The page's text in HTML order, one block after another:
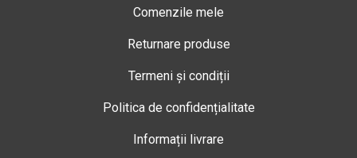
Comenzile mele
Returnare produse
Termeni și condiții
Politica de confidențialitate
Informații livrare